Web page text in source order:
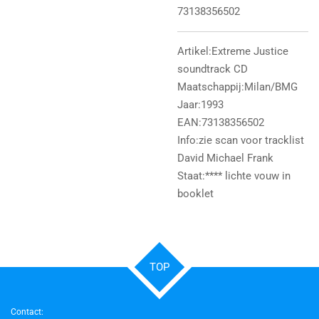
73138356502
Artikel:Extreme Justice
soundtrack CD
Maatschappij:Milan/BMG
Jaar:1993
EAN:73138356502
Info:zie scan voor tracklist
David Michael Frank
Staat:**** lichte vouw in
booklet
TOP
Contact: